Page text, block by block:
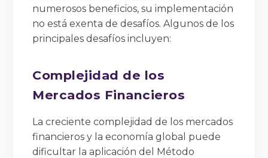
numerosos beneficios, su implementación
no está exenta de desafíos. Algunos de los
principales desafíos incluyen:
Complejidad de los
Mercados Financieros
La creciente complejidad de los mercados
financieros y la economía global puede
dificultar la aplicación del Método